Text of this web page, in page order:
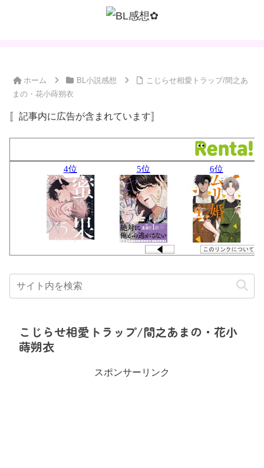
ホーム BL小説感想
こじらせ相愛トラップ/間之あ
まの・花小蒔朔衣
〚記事内に広告が含まれています〛
こじらせ相愛トラップ/間之あまの・花小
蒔朔衣
スポンサーリンク